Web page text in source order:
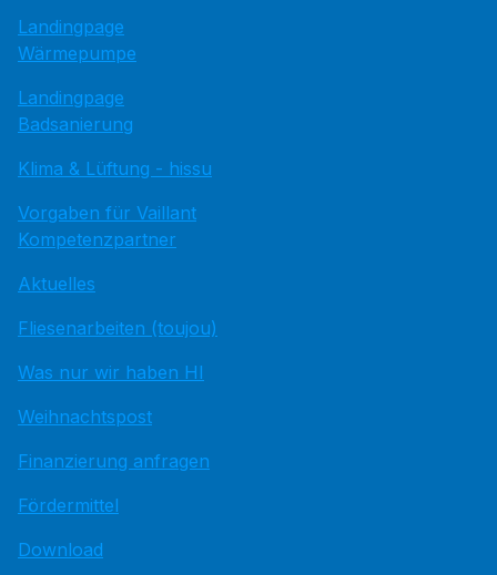
Landingpage
Wärmepumpe
Landingpage
Badsanierung
Klima & Lüftung - hissu
Vorgaben für Vaillant
Kompetenzpartner
Aktuelles
Fliesenarbeiten (toujou)
Was nur wir haben HI
Weihnachtspost
Finanzierung anfragen
Fördermittel
Download